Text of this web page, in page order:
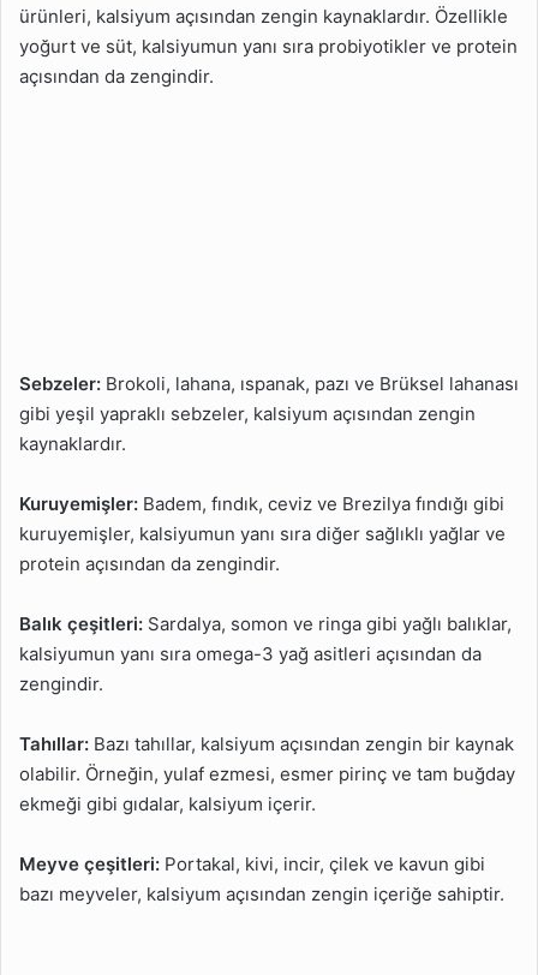
ürünleri, kalsiyum açısından zengin kaynaklardır. Özellikle
yoğurt ve süt, kalsiyumun yanı sıra probiyotikler ve protein
açısından da zengindir.
Sebzeler: Brokoli, lahana, ıspanak, pazı ve Brüksel lahanası
gibi yeşil yapraklı sebzeler, kalsiyum açısından zengin
kaynaklardır.
Kuruyemişler: Badem, fındık, ceviz ve Brezilya fındığı gibi
kuruyemişler, kalsiyumun yanı sıra diğer sağlıklı yağlar ve
protein açısından da zengindir.
Balık çeşitleri: Sardalya, somon ve ringa gibi yağlı balıklar,
kalsiyumun yanı sıra omega-3 yağ asitleri açısından da
zengindir.
Tahıllar: Bazı tahıllar, kalsiyum açısından zengin bir kaynak
olabilir. Örneğin, yulaf ezmesi, esmer pirinç ve tam buğday
ekmeği gibi gıdalar, kalsiyum içerir.
Meyve çeşitleri: Portakal, kivi, incir, çilek ve kavun gibi
bazı meyveler, kalsiyum açısından zengin içeriğe sahiptir.